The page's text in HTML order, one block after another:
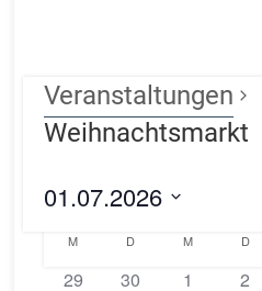
Veranstaltungen
Weihnachtsmarkt
01.07.2026
wählen.
Kalender
M D M D
0
29
0
30
0
1
0
2